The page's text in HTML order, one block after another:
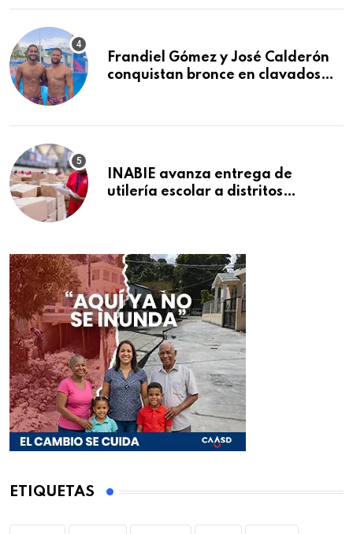
Frandiel Gómez y José Calderón
conquistan bronce en clavados
INABIE avanza entrega de
utilería escolar a distritos
ETIQUETAS